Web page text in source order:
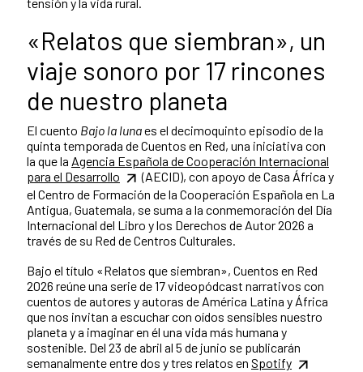
tensión y la vida rural.
«Relatos que siembran», un
viaje sonoro por 17 rincones
de nuestro planeta
El cuento Bajo la lunaes el decimoquinto episodio de la
quinta temporada de Cuentos en Red, una iniciativa con
la que la Agencia Española de Cooperación Internacional
para el Desarrollo
(AECID), con apoyo de Casa África y
el Centro de Formación de la Cooperación Española en La
Antigua, Guatemala, se suma a la conmemoración del Día
Internacional del Libro y los Derechos de Autor 2026 a
través de su Red de Centros Culturales.
Bajo el título «Relatos que siembran», Cuentos en Red
2026 reúne una serie de 17 videopódcast narrativos con
cuentos de autores y autoras de América Latina y África
que nos invitan a escuchar con oídos sensibles nuestro
planeta y a imaginar en él una vida más humana y
sostenible. Del 23 de abril al 5 de junio se publicarán
semanalmente entre dos y tres relatos en Spotify